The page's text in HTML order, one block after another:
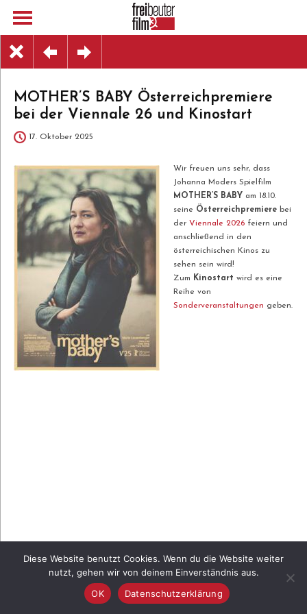
MOTHER’S BABY Österreichpremiere
bei der Viennale 26 und Kinostart
17. Oktober 2025
Wir freuen uns sehr, dass
Johanna Moders Spielfilm
MOTHER’S BABY am 18.10.
seine Österreichpremiere bei
der Viennale 2026 feiern und
anschließend in den
österreichischen Kinos zu
sehen sein wird!
Zum Kinostart wird es eine
Reihe von
Sonderveranstaltungen geben.
Diese Website benutzt Cookies. Wenn du die Website weiter
nutzt, gehen wir von deinem Einverständnis aus.
OK
Datenschutzerklärung